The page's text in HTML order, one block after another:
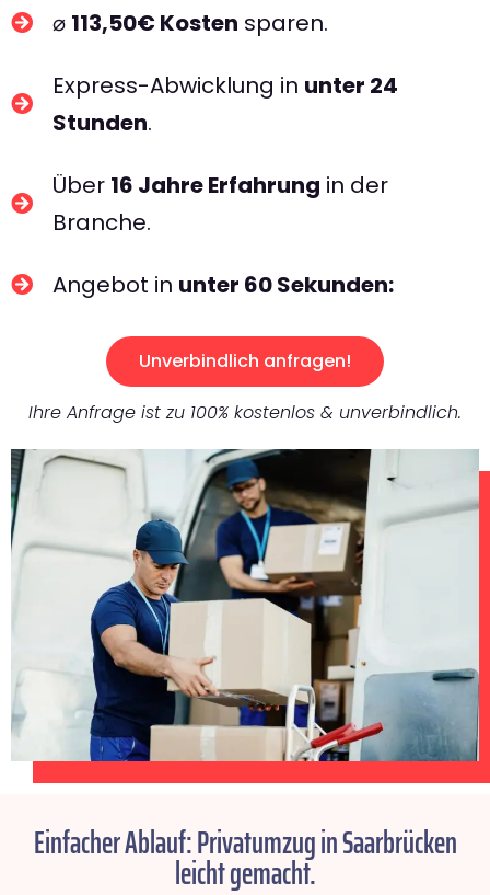
⌀ 113,50€ Kosten sparen.
Express-Abwicklung in unter 24
Stunden.
Über 16 Jahre Erfahrung in der
Branche.
Angebot in unter 60 Sekunden:
Unverbindlich anfragen!
Ihre Anfrage ist zu 100% kostenlos & unverbindlich.
Einfacher Ablauf: Privatumzug in Saarbrücken
leicht gemacht.